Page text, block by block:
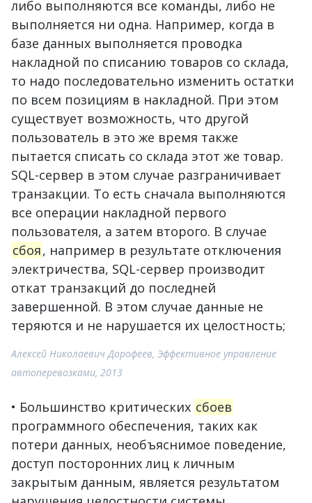
либо выполняются все команды, либо не
выполняется ни одна. Например, когда в
базе данных выполняется проводка
накладной по списанию товаров со склада,
то надо последовательно изменить остатки
по всем позициям в накладной. При этом
существует возможность, что другой
пользователь в это же время также
пытается списать со склада этот же товар.
SQL-сервер в этом случае разграничивает
транзакции. То есть сначала выполняются
все операции накладной первого
пользователя, а затем второго. В случае
сбоя, например в результате отключения
электричества, SQL-сервер производит
откат транзакций до последней
завершенной. В этом случае данные не
теряются и не нарушается их целостность;
Алексей Николаевич Дорофеев, Эффективное управление
автоперевозками, 2013
• Большинство критических сбоев
программного обеспечения, таких как
потери данных, необъяснимое поведение,
доступ посторонних лиц к личным
закрытым данным, является результатом